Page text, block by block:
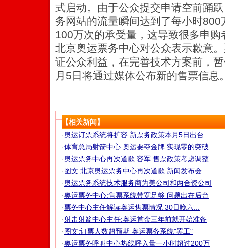
式启动。由于公众提交申请空前踊
务网站的流量瞬间达到了每小时
100万次的承受量，这导致很多申
北京奥运票务中心对公众表示歉意
证公众利益，在完善技术方案前，
月5日将通过媒体公布新的售票信息
【相关新闻】
·奥运订票系统将扩容 新票务政策本月5日出台
·体育总局射箭中心:奥运要夺金牌 实现零的突破
·奥运票务中心再次道歉 容军:售票政策考虑调整
·图文:北京奥运票务中心再次道歉 新闻发布会
·奥运票务系统技术服务商为美公司和两合资公司
·奥运票务中心:售票系统带宽足够 问题出在后台
·票务中心主任解读奥运售票情况 30日晚六...
·射击射箭中心主任:奥运首金三年前就开始准备
·图文:订票人数超预期 奥运票务系统"罢工"
·奥运票务呼叫中心热线呼入量一小时超过200万